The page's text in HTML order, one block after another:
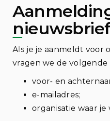
Als je je aanmeldt voor
vragen we de volgende
voor- en
e-mailadres;
organisatie waar je